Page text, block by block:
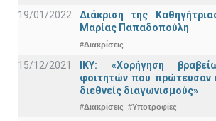
19/01/2022
Διάκριση της
Μαρίας Παπαδοπούλη
#Διακρίσεις
15/12/2021
IKY: «Χορήγηση
φοιτητών που πρώτευσαν
διεθνείς διαγωνισμούς»
#Διακρίσεις #Υποτροφίες